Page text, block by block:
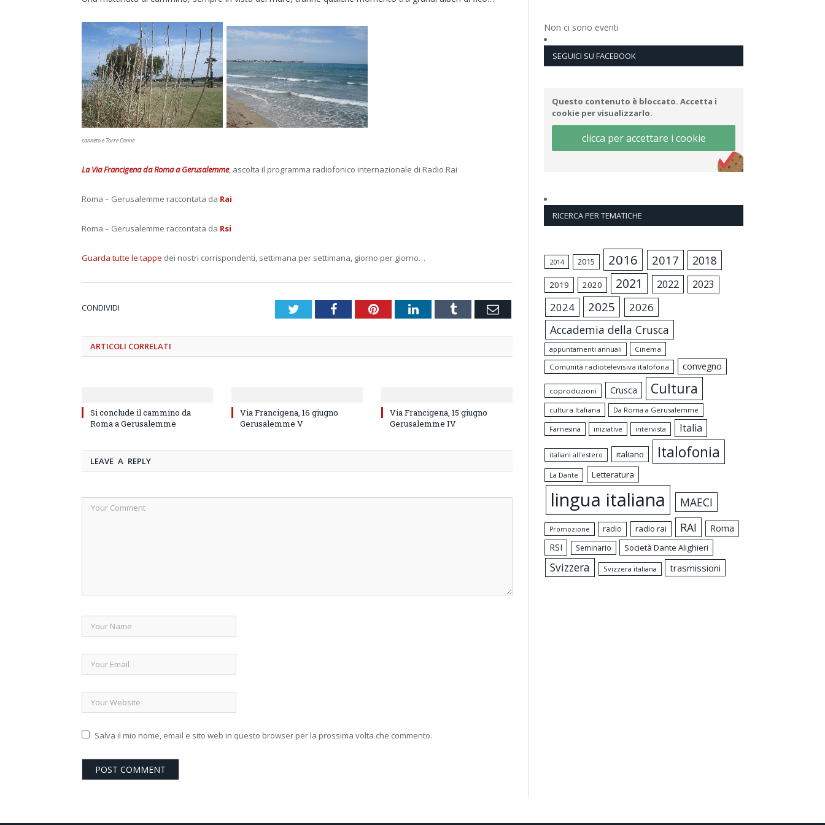
canneto e Torre Canne
La Via Francigena da Roma a Gerusalemme, ascolta il programma radiofonico internazionale di Radio Rai
Roma – Gerusalemme raccontata da Rai
Roma – Gerusalemme raccontata da Rsi
Guarda tutte le tappe dei nostri corrispondenti, settimana per settimana, giorno per giorno…
CONDIVIDI TwitterFacebookPinterestLinkedInTumblr Email
ARTICOLI CORRELATI
Si conclude il cammino da
Roma a Gerusalemme
Via Francigena, 16 giugno
Gerusalemme V
Via Francigena, 15 giugno
Gerusalemme IV
LEAVE A REPLY
Salva il mio nome, email e sito web in questo browser per la prossima volta che commento.
Non ci sono eventi
SEGUICI SU FACEBOOK
Questo contenuto è bloccato. Accetta i
cookie per visualizzarlo.
clicca per accettare i cookie
RICERCA PER TEMATICHE
2014 2015 2016 2017 2018
2019 2020 2021 2022 2023
2024 2025 2026
Accademia della Crusca
appuntamenti annuali
Cinema
Comunità radiotelevisiva italofona
convegno
coproduzioni Crusca Cultura
cultura Italiana Da Roma a Gerusalemme
Farnesina iniziative intervista Italia
italiani all'estero italiano Italofonia
La Dante Letteratura
lingua italiana MAECI
Promozione radio radio rai RAI
Roma
RSI
Seminario Società Dante Alighieri
Svizzera Svizzera italiana trasmissioni